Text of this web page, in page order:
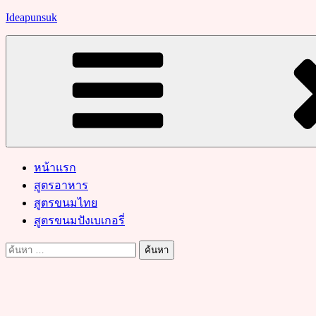
Skip
Ideapunsuk
หน้าแรก
สูตรอาหาร
สูตรขนมไทย
สูตรขนมปังเบเกอรี่
ค้นหา